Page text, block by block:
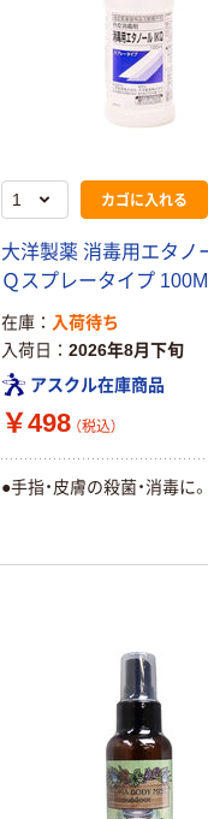
カゴに入れる
大洋製薬 消毒用エタノ
Ｑスプレータイプ
在庫
入荷待ち
入荷日
2026年8月下旬
アスクル在庫商品
￥498 （税込）
●手指・皮膚の殺菌・消毒に。